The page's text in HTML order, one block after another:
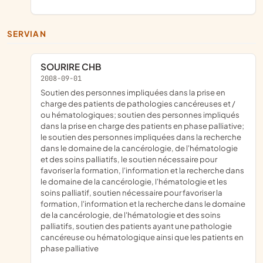
SERVIAN
SOURIRE CHB
2008-09-01
soutien des personnes impliquées dans la prise en
charge des patients de pathologies cancéreuses et /
ou hématologiques; soutien des personnes impliqués
dans la prise en charge des patients en phase palliative;
le soutien des personnes impliquées dans la recherche
dans le domaine de la cancérologie, de l'hématologie
et des soins palliatifs, le soutien nécessaire pour
favoriser la formation, l'information et la recherche dans
le domaine de la cancérologie, l'hématologie et les
soins palliatif, soutien nécessaire pour favoriser la
formation, l'information et la recherche dans le domaine
de la cancérologie, de l'hématologie et des soins
palliatifs, soutien des patients ayant une pathologie
cancéreuse ou hématologique ainsi que les patients en
phase palliative